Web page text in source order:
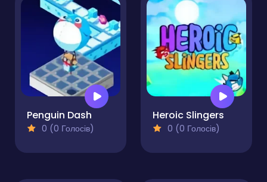
Penguin Dash
0 (0 Голосів)
Heroic Slingers
0 (0 Голосів)